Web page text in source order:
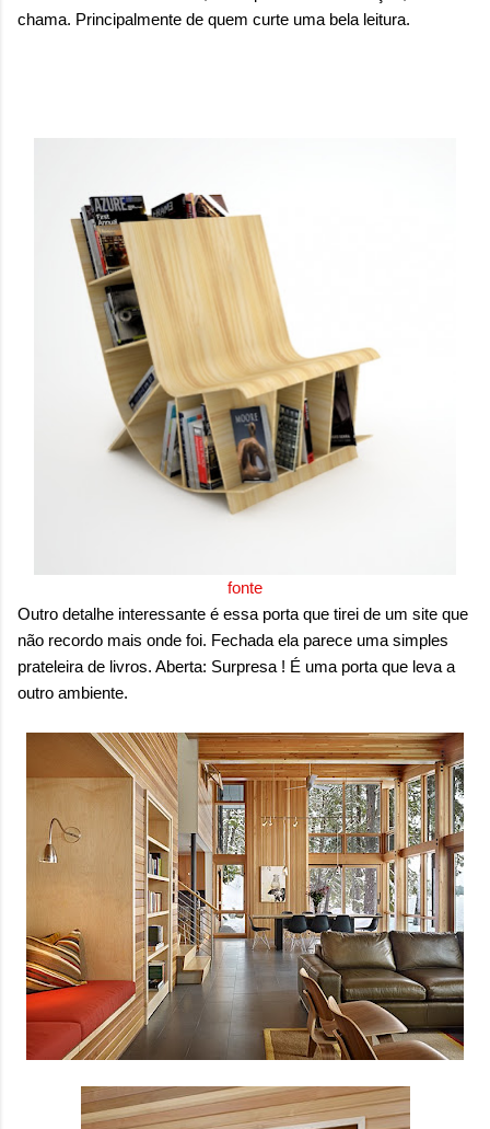
aprendemos a desenhar nos livros de geografia
já não representa o país que temos. E ainda
maioria das p...
chama. Principalmente de quem curte uma bela leitura.
fonte
Outro detalhe interessante é essa porta que tirei de um site que
não recordo mais onde foi. Fechada ela parece uma simples
prateleira de livros. Aberta: Surpresa ! É uma porta que leva a
outro ambiente.